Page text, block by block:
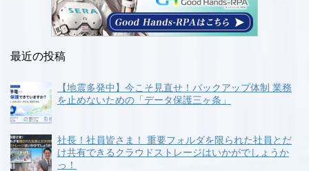
最近の投稿
【地震多発中】今こそ見直せ！バックアップ体制 業務
を止めないための「データ保護三ヶ条」
社長！社員皆さま！ 重要フォルダを限られた社員とだ
け共有できるクラウドストレージはいかがでしょうか
っ！